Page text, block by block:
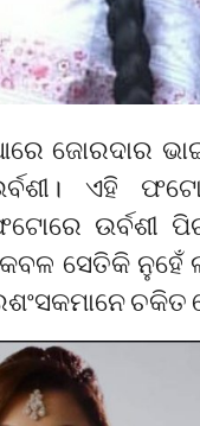
ଜୋରଦାର
ଏହି
ଉର୍ବଶୀ
ସେତିକି ନୁହେଁ